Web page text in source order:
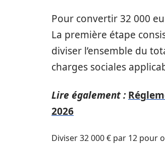
Pour convertir 32 000
La première étape
diviser l’ensemble du
charges sociales
Lire également :
2026
Diviser 32 000 € par 12 pour